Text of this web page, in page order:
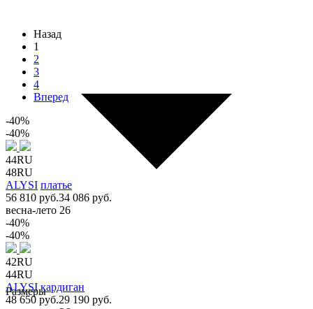
Размеры
Назад
1
2
3
4
Вперед
-40%
-40%
44RU
48RU
ALYSI платье
56 810 руб.34 086 руб.
весна-лето 26
-40%
-40%
42RU
44RU
ALYSI кардиган
48 650 руб.29 190 руб.